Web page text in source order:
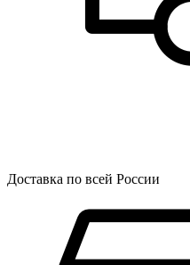
Доставка по всей России